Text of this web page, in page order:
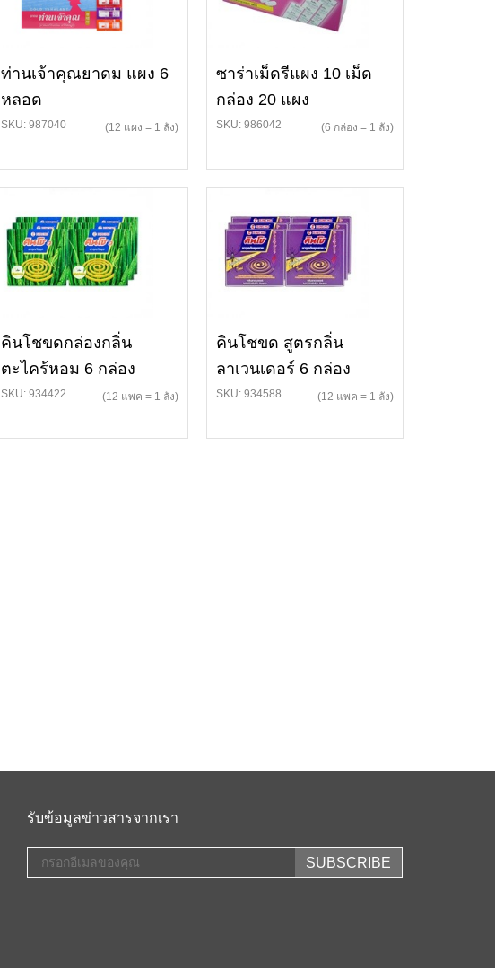
ท่านเจ้าคุณยาดม แผง 6
หลอด
SKU: 987040 (12 แผง = 1 ลัง)
ซาร่าเม็ดรีแผง 10 เม็ด
กล่อง 20 แผง
SKU: 986042 (6 กล่อง = 1 ลัง)
คินโชขดกล่องกลิ่น
ตะไคร้หอม 6 กล่อง
SKU: 934422 (12 แพค = 1 ลัง)
คินโชขด สูตรกลิ่น
ลาเวนเดอร์ 6 กล่อง
SKU: 934588 (12 แพค = 1 ลัง)
รับข้อมูลข่าวสารจากเรา
SUBSCRIBE